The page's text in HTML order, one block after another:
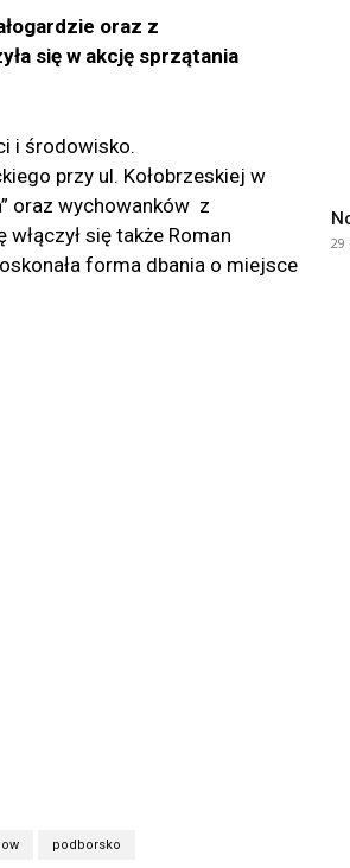
oraz z
się w akcję sprzątania
i środowisko.
przy ul. Kołobrzeskiej w
oraz wychowanków z
się także Roman
forma dbania o miejsce
podborsko
29